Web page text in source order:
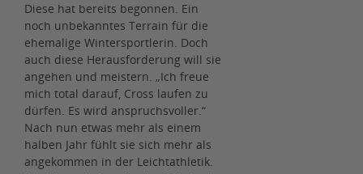
Diese hat bereits begonnen. Ein
noch unbekanntes Terrain für die
ehemalige Wintersportlerin. Doch
auch diese Herausforderung will sie
angehen und meistern. „Ich freue
mich total darauf, Cross laufen zu
dürfen. Es wird anspruchsvoller.“
Nach nun etwas mehr als einem
halben Jahr fühlt sie sich mehr als
angekommen in der Leichtathletik.